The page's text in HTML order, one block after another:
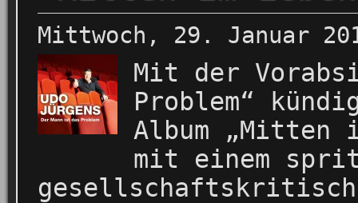
Mittwoch, 29. Januar
Mit der
Problem“
Album „Mitten
mit einem